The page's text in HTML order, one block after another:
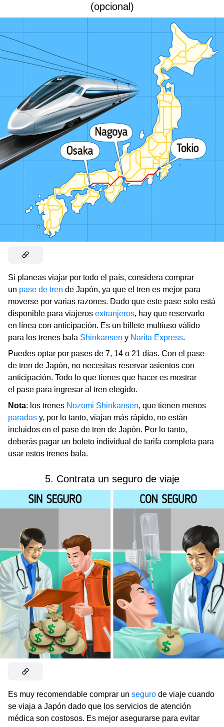
(opcional)
Si planeas viajar por todo el país, considera comprar
un pase de tren de Japón, ya que el tren es mejor para
moverse por varias razones. Dado que este pase solo está
disponible para viajeros extranjeros, hay que reservarlo
en línea con anticipación. Es un billete multiuso válido
para los trenes bala Shinkansen y Narita Express.
Puedes optar por pases de 7, 14 o 21 días. Con el pase
de tren de Japón, no necesitas reservar asientos con
anticipación. Todo lo que tienes que hacer es mostrar
el pase para ingresar al tren elegido.
Nota: los trenes Nozomi Shinkansen, que tienen menos
paradas y, por lo tanto, viajan más rápido, no están
incluidos en el pase de tren de Japón. Por lo tanto,
deberás pagar un boleto individual de tarifa completa para
usar estos trenes bala.
5. Contrata un seguro de viaje
Es muy recomendable comprar un seguro de viaje cuando
se viaja a Japón dado que los servicios de atención
médica son costosos. Es mejor asegurarse para evitar